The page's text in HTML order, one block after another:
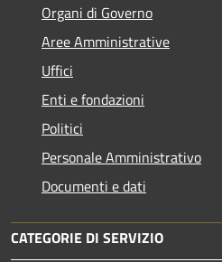
Organi di Governo
Aree Amministrative
Uffici
Enti e fondazioni
Politici
Personale Amministrativo
Documenti e dati
CATEGORIE DI SERVIZIO